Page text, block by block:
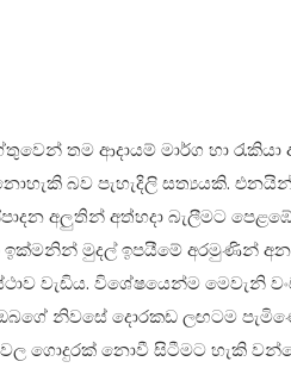
තම ආදායම් මාර්ග හා
බව පැහැදිලි සත්‍යයකි. එනයින්
අලුතින් අත්හදා බැලීමට
ඉක්මනින් මුදල් ඉපයීමේ අරමුණින්
වැඩිය. විශේෂයෙන්ම
නිවසේ දොරකඩ ලඟටම
ගොදුරක් නොවී සිටීමට හැකි